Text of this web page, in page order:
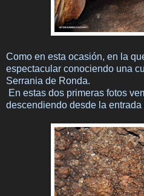
Como en esta ocasión, en la
espectacular conociendo una
Serrania de Ronda.
En estas dos primeras fotos
descendiendo desde la